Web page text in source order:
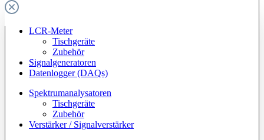
LCR-Meter
Tischgeräte
Zubehör
Signalgeneratoren
Datenlogger (DAQs)
Spektrumanalysatoren
Tischgeräte
Zubehör
Verstärker / Signalverstärker